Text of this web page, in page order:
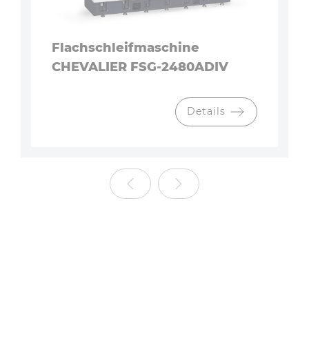
Flachschleifmaschine
CHEVALIER FSG-2480ADIV
Details